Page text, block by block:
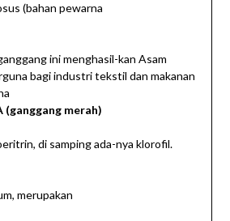
(bahan pewarna
ini menghasil-kan Asam
bagi industri tekstil dan makanan
(ganggang merah)
di samping ada-nya klorofil.
merupakan